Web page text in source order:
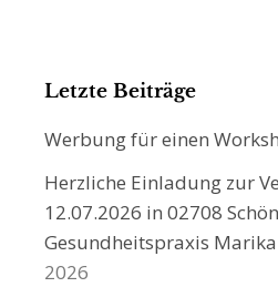
Letzte Beiträge
Werbung für einen
Herzliche Einladung zur
12.07.2026 in 02708 Schönbach – in der
Gesundheitspraxis
2026